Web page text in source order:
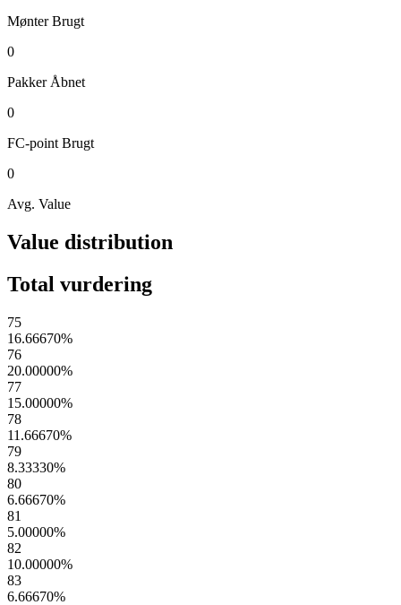
Mønter Brugt
0
Pakker Åbnet
0
FC-point Brugt
0
Avg. Value
Value distribution
Total vurdering
75
16.66670%
76
20.00000%
77
15.00000%
78
11.66670%
79
8.33330%
80
6.66670%
81
5.00000%
82
10.00000%
83
6.66670%